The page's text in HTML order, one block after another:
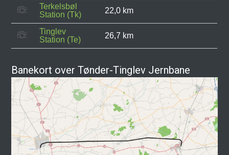
Terkelsbøl
Station (Tk)
22,0 km
Tinglev
Station (Te)
26,7 km
Banekort over Tønder-Tinglev Jernbane